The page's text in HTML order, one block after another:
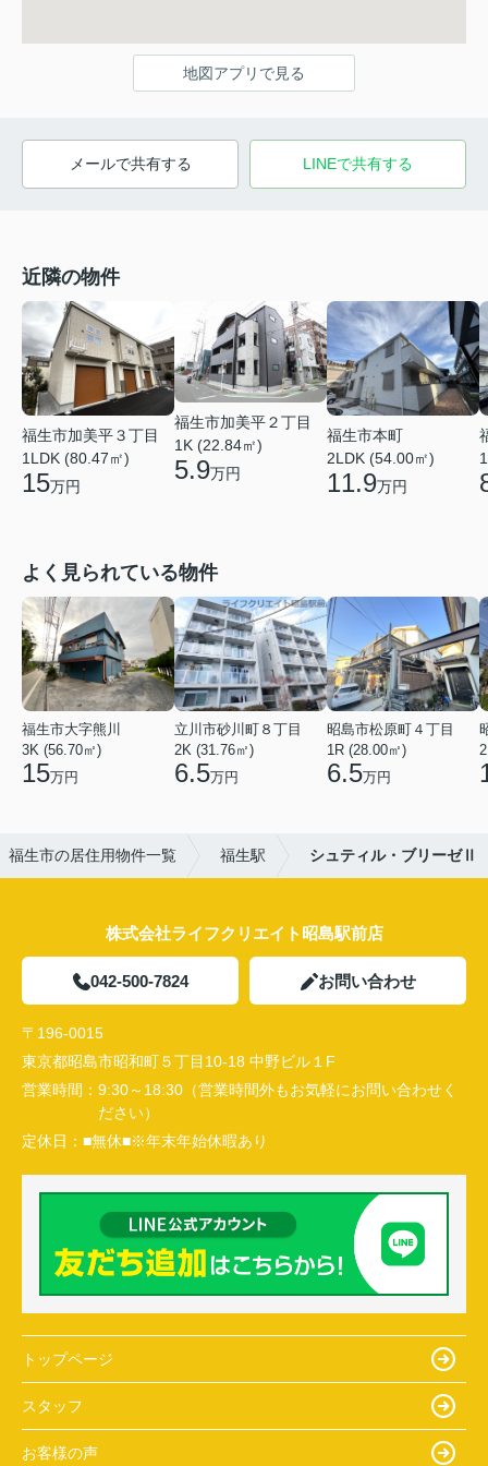
地図アプリで見る
メールで共有する LINEで共有する
近隣の物件
福生市加美平３丁目
1LDK (80.47㎡)
15万円
福生市加美平２丁目
1K (22.84㎡)
5.9万円
福生市本町
2LDK (54.00㎡)
11.9万円
よく見られている物件
福生市大字熊川
3K (56.70㎡)
15万円
立川市砂川町８丁目
2K (31.76㎡)
6.5万円
昭島市松原町４丁目
1R (28.00㎡)
6.5万円
福生市の居住用物件一覧 福生駅 シュティル・ブリーゼⅡ
株式会社ライフクリエイト昭島駅前店
042-500-7824 お問い合わせ
〒196-0015
東京都昭島市昭和町５丁目10-18 中野ビル１F
営業時間： 9:30～18:30（営業時間外もお気軽にお問い合わせく
ださい）
定休日： ■無休■※年末年始休暇あり
トップページ
スタッフ
お客様の声